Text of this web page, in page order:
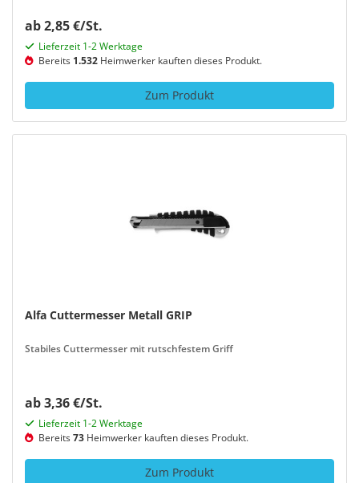
ab 2,85 €/St.
Lieferzeit 1-2 Werktage
Bereits 1.532 Heimwerker kauften dieses Produkt.
Zum Produkt
Alfa Cuttermesser Metall GRIP
Stabiles Cuttermesser mit rutschfestem Griff
ab 3,36 €/St.
Lieferzeit 1-2 Werktage
Bereits73 Heimwerker kauften dieses Produkt.
Zum Produkt